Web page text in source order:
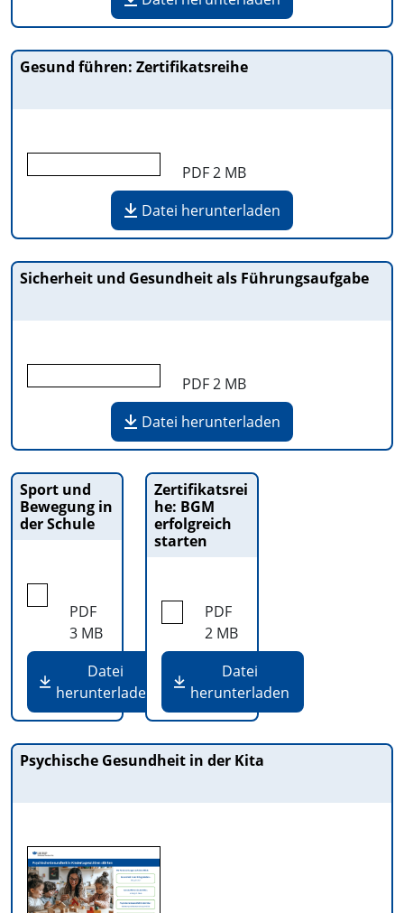
Gesund führen: Zertifikatsreihe
PDF2 MB
Datei herunterladen
Sicherheit und Gesundheit als Führungsaufgabe
PDF2 MB
Datei herunterladen
Sport und
Bewegung in
der Schule
PDF
3 MB
Datei
herunterladen
Zertifikatsrei
he: BGM
erfolgreich
starten
PDF
2 MB
Datei
herunterladen
Psychische Gesundheit in der Kita